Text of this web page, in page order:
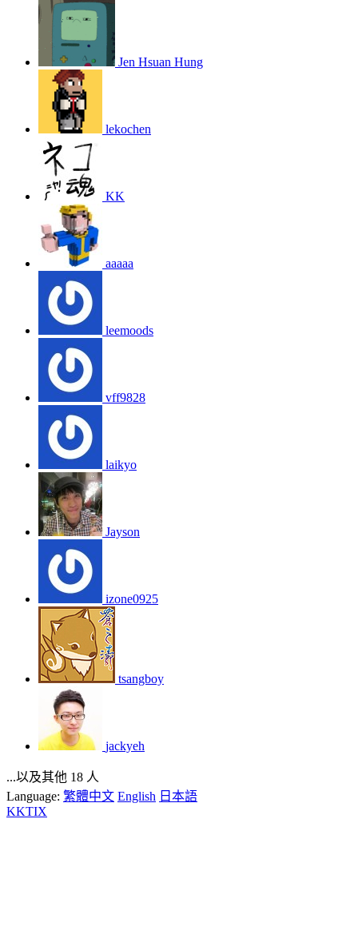
Jen Hsuan Hung
lekochen
KK
aaaaa
leemoods
vff9828
laikyo
Jayson
izone0925
tsangboy
jackyeh
...以及其他 18 人
Language: 繁體中文 English 日本語
KKTIX